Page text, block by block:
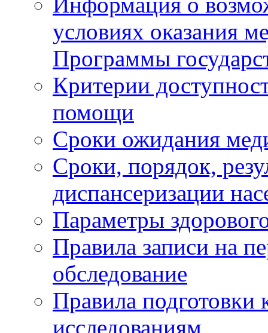
условиях оказания
Программы
Критерии
помощи
Сроки ожидания
Сроки, порядок,
диспансеризации
Параметры
Правила записи на
обследование
Правила подготовки
исследованиям